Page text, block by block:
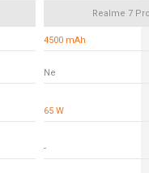
Realme 7
4500 mAh
Ne
65 W
-